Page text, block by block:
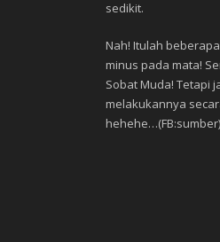
sedikit.
Nah! Itulah
minus pada mata!
Sobat Muda! Tetapi
melakukannya
hehehe…(FB:sumber)